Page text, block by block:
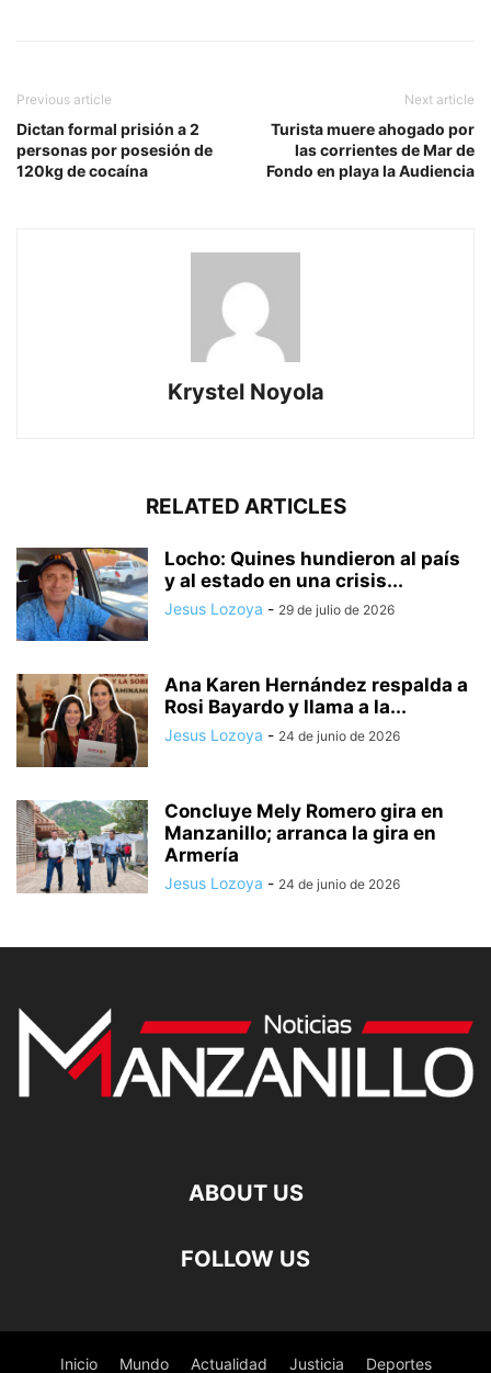
Previous article
Dictan formal prisión a 2
personas por posesión de
120kg de cocaína
Next article
Turista muere ahogado por
las corrientes de Mar de
Fondo en playa la Audiencia
Krystel Noyola
RELATED ARTICLES
Locho: Quines hundieron al país
y al estado en una crisis...
Jesus Lozoya - 29 de julio de 2026
Ana Karen Hernández respalda a
Rosi Bayardo y llama a la...
Jesus Lozoya - 24 de junio de 2026
Concluye Mely Romero gira en
Manzanillo; arranca la gira en
Armería
Jesus Lozoya - 24 de junio de 2026
ABOUT US
FOLLOW US
Inicio Mundo Actualidad Justicia Deportes